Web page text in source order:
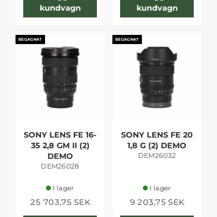
kundvagn
kundvagn
BEGAGNAT
SONY LENS FE 16-
35 2,8 GM II (2)
DEMO
DEM26028
I lager
25 703,75 SEK
BEGAGNAT
SONY LENS FE 20
1,8 G (2) DEMO
DEM26032
I lager
9 203,75 SEK